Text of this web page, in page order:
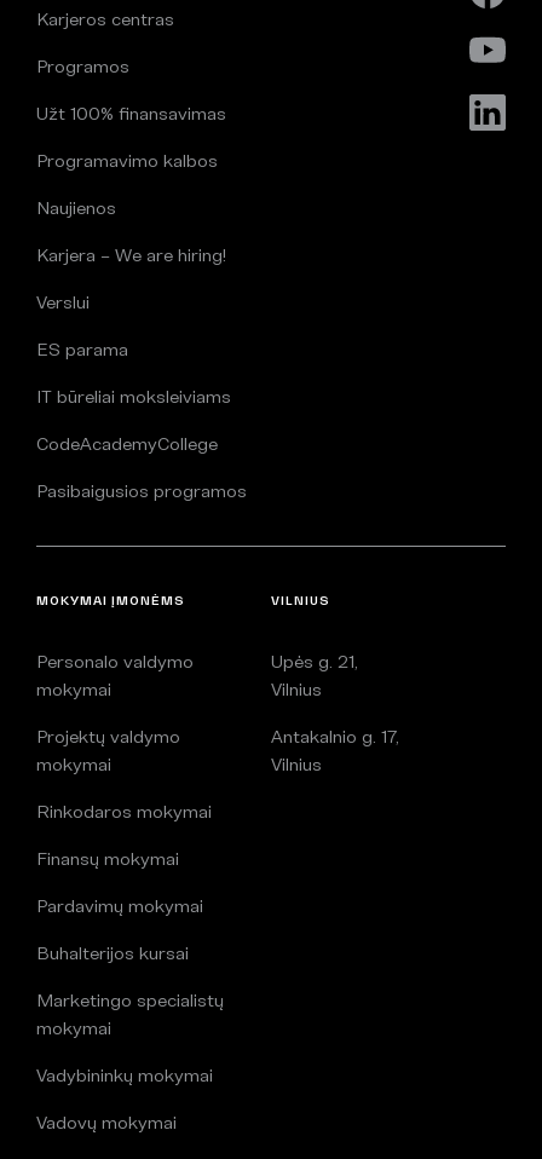
Karjeros centras
Programos
Užt 100% finansavimas
Programavimo kalbos
Naujienos
Karjera – We are hiring!
Verslui
ES parama
IT būreliai moksleiviams
CodeAcademyCollege
Pasibaigusios programos
MOKYMAI ĮMONĖMS
Personalo valdymo
mokymai
Projektų valdymo
mokymai
Rinkodaros mokymai
Finansų mokymai
Pardavimų mokymai
Buhalterijos kursai
Marketingo specialistų
mokymai
Vadybininkų mokymai
Vadovų mokymai
VILNIUS
Upės g. 21,
Vilnius
Antakalnio g. 17,
Vilnius